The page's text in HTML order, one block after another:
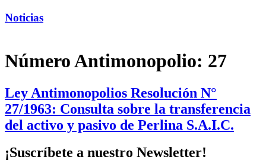
Noticias
Número Antimonopolio: 27
Ley Antimonopolios Resolución N°
27/1963: Consulta sobre la transferencia
del activo y pasivo de Perlina S.A.I.C.
¡Suscríbete a nuestro Newsletter!